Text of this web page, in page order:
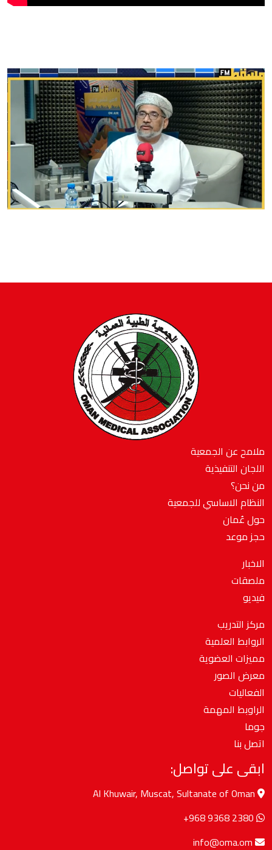
ملامح عن الجمعية
اللجان التنفيذية
من نحن؟
النظام الاساسي للجمعية
حول عُمان
حجز موعد
الاخبار
ملصقات
فيديو
مركز التدريب
الروابط العلمية
مميزات العضوية
معرض الصور
الفعاليات
الراوبط المهمة
جوما
اتصل بنا
ابقى على تواصل:
+968 9368 2380
info@oma.om